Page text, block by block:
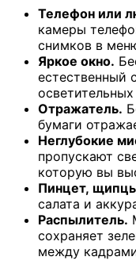
Телефон или
камеры
снимков в
Яркое окно.
естественный
Отражатель.
бумаги
Неглубокие
пропускают
которую вы
Пинцет,
салата и
Распылитель.
сохраняет
между